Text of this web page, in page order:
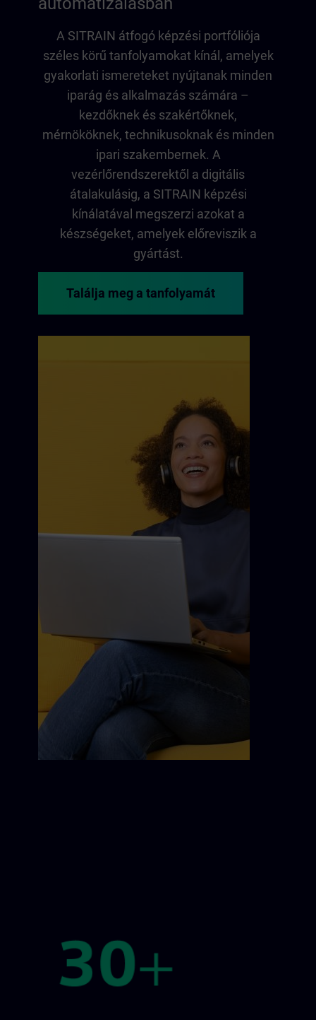
A SITRAIN átfogó képzési portfóliója
széles körű tanfolyamokat kínál, amelyek
gyakorlati ismereteket nyújtanak minden
iparág és alkalmazás számára –
kezdőknek és szakértőknek,
mérnököknek, technikusoknak és minden
ipari szakembernek. A
vezérlőrendszerektől a digitális
átalakulásig, a SITRAIN képzési
kínálatával megszerzi azokat a
készségeket, amelyek előreviszik a
gyártást.
Találja meg a tanfolyamát